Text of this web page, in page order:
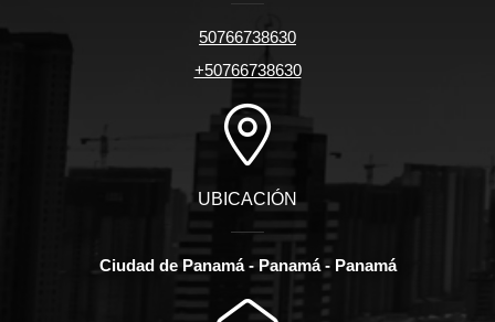
50766738630
+50766738630
UBICACIÓN
Ciudad de Panamá - Panamá - Panamá